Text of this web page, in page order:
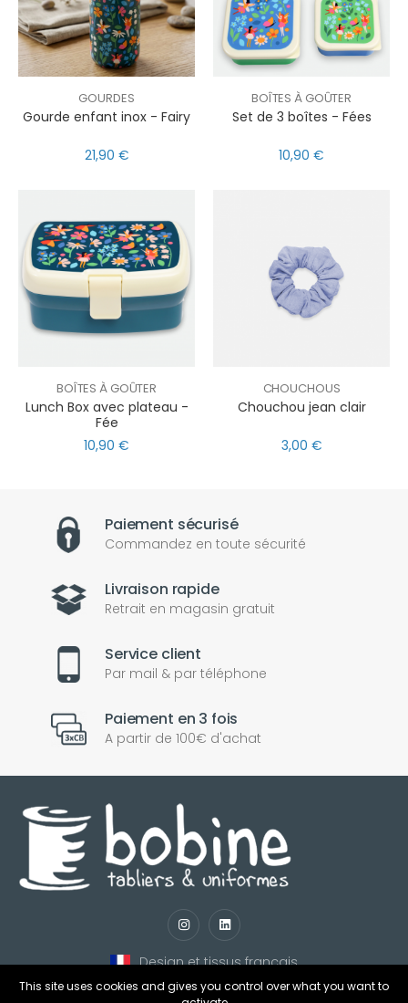
GOURDES
Gourde enfant inox - Fairy
21,90 €
BOÎTES À GOÛTER
Set de 3 boîtes - Fées
10,90 €
BOÎTES À GOÛTER
Lunch Box avec plateau -
Fée
10,90 €
CHOUCHOUS
Chouchou jean clair
3,00 €
Paiement sécurisé
Commandez en toute sécurité
Livraison rapide
Retrait en magasin gratuit
Service client
Par mail & par téléphone
Paiement en 3 fois
A partir de 100€ d'achat
Design et tissus français
notify_engine
This site uses cookies and gives you control over what you want to